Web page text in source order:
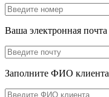
Ваша электронная почта
Заполните ФИО клиента